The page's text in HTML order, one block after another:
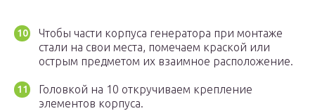
Чтобы части корпуса генератора при монтаже
стали на свои места, помечаем краской или
острым предметом их взаимное расположение.
Головкой на 10 откручиваем крепление
элементов корпуса.